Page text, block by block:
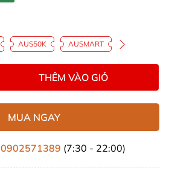
AUS50K AUSMART
THÊM VÀO GIỎ
MUA NGAY
0902571389 (7:30 - 22:00)